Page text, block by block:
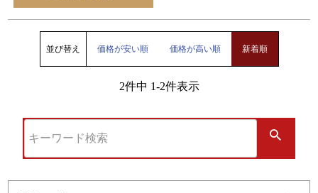
並び替え 価格が安い順 価格が高い順 新着順
2件中 1-2件表示